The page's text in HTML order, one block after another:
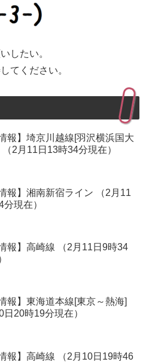
したい。
てください。
報】埼京川越線[羽沢横浜国大
（2月11日13時34分現在）
報】湘南新宿ライン （2月11
分現在）
報】高崎線 （2月11日9時34
報】東海道本線[東京～熱海]
日20時19分現在）
報】高崎線 （2月10日19時46